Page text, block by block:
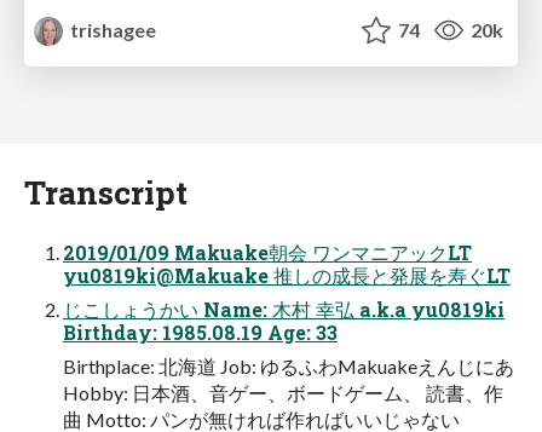
trishagee
74 20k
Transcript
2019/01/09 Makuake朝会 ワンマニアックLT
yu0819ki@Makuake 推しの成⻑と発展を寿ぐLT
じこしょうかい Name: ⽊村 幸弘 a.k.a yu0819ki
Birthday: 1985.08.19 Age: 33
Birthplace: 北海道 Job: ゆるふわMakuakeえんじにあ
Hobby: ⽇本酒、⾳ゲー、ボードゲーム、 読書、作
曲 Motto: パンが無ければ作ればいいじゃない